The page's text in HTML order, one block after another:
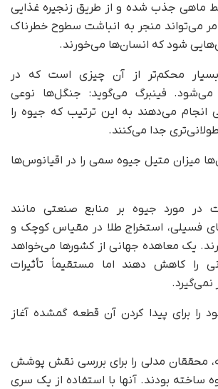
ماهی جذب شده و از طریق زنجیره غذایی
می‌تواند منجر به انباشت سطوح خطرناک
شود که انسان‌ها می‌خورند.
محکم‌تر از آن چیزی است که در
می‌شود. فینبرگ می‌گوید: جنگل‌ها نوعی
می‌دهند به این ترتیب که جیوه را
جدا می‌کنند.
میزان متیل جیوه سمی را در اقیانوس‌ها
در مورد جیوه بر منابع صنعتی مانند
فسیلی، استخراج طلا در مقیاس کوچک و
یک معاهده جهانی از کشورها می‌خواهد
را کاهش دهند اما مستقیماً تأثیرات
نمی‌گیرد.
را برای پیدا کردن آن قطعه گمشده آغاز
محققان مدلی را برای بررسی نقش پوشش
ساخته بودند. آنها با استفاده از یک سری